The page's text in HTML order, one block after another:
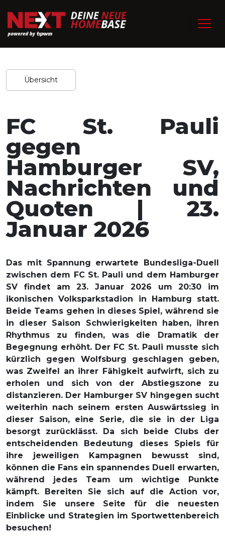
Home/Experten-Tipps
Redaktion / 23.01.2026
Teilen
Übersicht
FC St. Pauli
gegen
Hamburger SV,
Nachrichten und
Quoten | 23.
Januar 2026
Das mit Spannung erwartete Bundesliga-Duell
zwischen dem FC St. Pauli und dem Hamburger
SV findet am 23. Januar 2026 um 20:30 im
ikonischen Volksparkstadion in Hamburg statt.
Beide Teams gehen in dieses Spiel, während sie
in dieser Saison Schwierigkeiten haben, ihren
Rhythmus zu finden, was die Dramatik der
Begegnung erhöht. Der FC St. Pauli musste sich
kürzlich gegen Wolfsburg geschlagen geben,
was Zweifel an ihrer Fähigkeit aufwirft, sich zu
erholen und sich von der Abstiegszone zu
distanzieren. Der Hamburger SV hingegen sucht
weiterhin nach seinem ersten Auswärtssieg in
dieser Saison, eine Serie, die sie in der Liga
besorgt zurücklässt. Da sich beide Clubs der
entscheidenden Bedeutung dieses Spiels für
ihre jeweiligen Kampagnen bewusst sind,
können die Fans ein spannendes Duell erwarten,
während jedes Team um wichtige Punkte
kämpft. Bereiten Sie sich auf die Action vor,
indem Sie unsere Seite für die neuesten
Einblicke und Strategien im Sportwettenbereich
besuchen!